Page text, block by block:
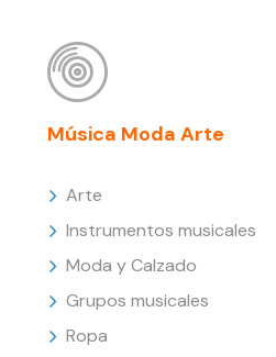
Música Moda Arte
Arte
Instrumentos musicales
Moda y Calzado
Grupos musicales
Ropa